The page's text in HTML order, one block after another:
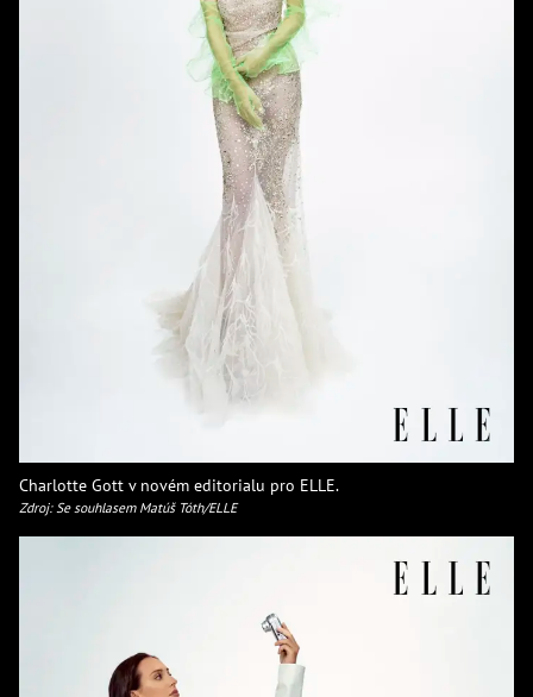
Charlotte Gott v novém editorialu pro ELLE.
Zdroj: Se souhlasem Matúš Tóth/ELLE